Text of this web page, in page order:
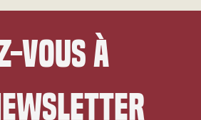
vous à